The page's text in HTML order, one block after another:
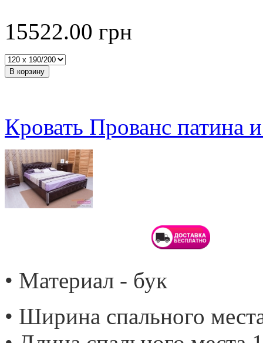
15522.00 грн
Кровать Прованс патина
• Материал - бук
• Ширина спального